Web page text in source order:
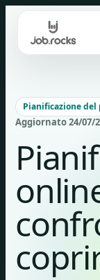
content
Pianificazione del
Aggiornato 24/07/